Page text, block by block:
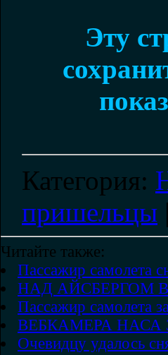
Эту
Категория:
пришельцы
Читайте также:
Пассажир самолета
НАД АЙСБЕРГОМ
Пассажир самолета
ВЕБКАМЕРА НАСА
Очевидцу удалось